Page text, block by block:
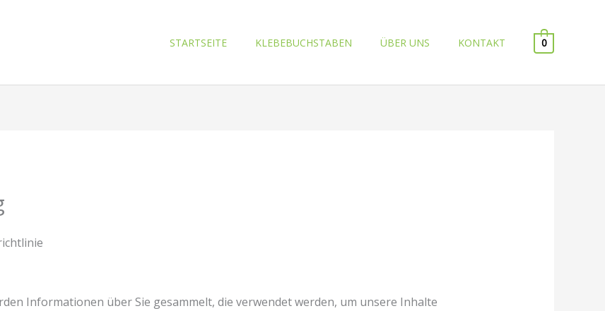
STARTSEITE KLEBEBUCHSTABEN ÜBER UNS KONTAKT 0
Informationen über Sie gesammelt, die verwendet werden, um unsere Inhalte